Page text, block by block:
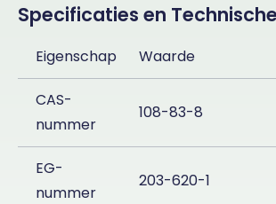
Specificaties en
Eigenschap Waarde
CAS-
nummer
108-83-8
EG-
nummer
203-620-1